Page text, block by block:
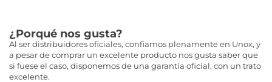
¿Porqué nos gusta?
Al ser distribuidores oficiales, confiamos plenamente en Unox, y
a pesar de comprar un excelente producto nos gusta saber que
si fuese el caso, disponemos de una garantía oficial, con un trato
excelente.